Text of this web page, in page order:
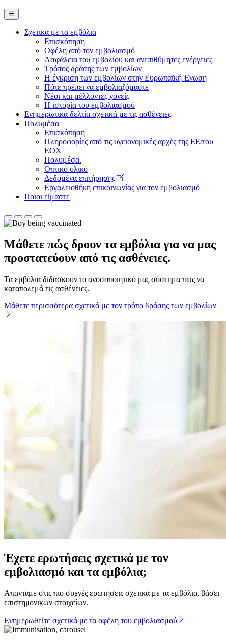
Navigation
(desktop)
Σχετικά με τα εμβόλια
Επισκόπηση
Οφέλη από τον εμβολιασμό
Ασφάλεια του εμβολίου και ανεπιθύμητες ενέργειες
Τρόπος δράσης των εμβολίων
Η έγκριση των εμβολίων στην Ευρωπαϊκή Ένωση
Πότε πρέπει να εμβολιαζόμαστε
Νέοι και μέλλοντες γονείς
Η ιστορία του εμβολιασμού
Ενημερωτικά δελτία σχετικά με τις ασθένειες
Πολυμέσα
Επισκόπηση
Πληροφορίες από τις υγειονομικές αρχές της ΕΕ/του
ΕΟΧ
Πολυμέσα.
Οπτικό υλικό
Δεδομένα επιτήρησης
Εργαλειοθήκη επικοινωνίας για τον εμβολιασμό
Ποιοι είμαστε
Ευρωπαϊκή
πύλη
πληροφοριών
εμβολιασμού
/
Κύρια
σελίδα
Μάθετε πώς δρουν τα εμβόλια για να μας
προστατεύουν από τις ασθένειες.
Τα εμβόλια διδάσκουν το ανοσοποιητικό μας σύστημα πώς να
καταπολεμά τις ασθένειες.
Μάθετε περισσότερα σχετικά με τον τρόπο δράσης των εμβολίων
Έχετε ερωτήσεις σχετικά με τον
εμβολιασμό και τα εμβόλια;
Απαντάμε στις πιο συχνές ερωτήσεις σχετικά με τα εμβόλια, βάσει
επιστημονικών στοιχείων.
Ενημερωθείτε σχετικά με τα οφέλη του εμβολιασμού